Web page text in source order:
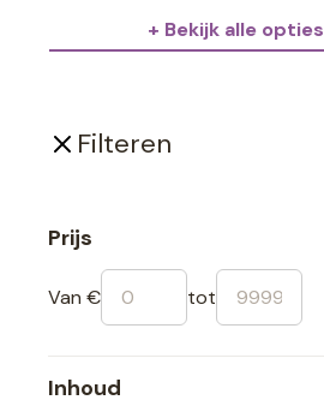
+ Bekijk alle opties
Filteren
Prijs
Van € tot
Inhoud